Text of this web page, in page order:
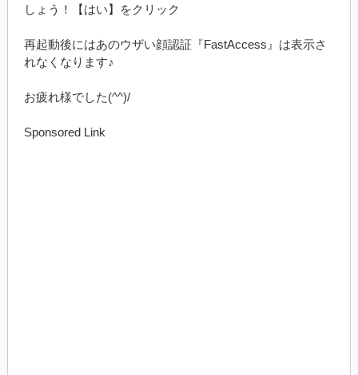
しょう！【はい】をクリック
再起動後にはあのウザい顔認証『FastAccess』は表示さ
れなくなります♪
お疲れ様でした(^^)/
Sponsored Link